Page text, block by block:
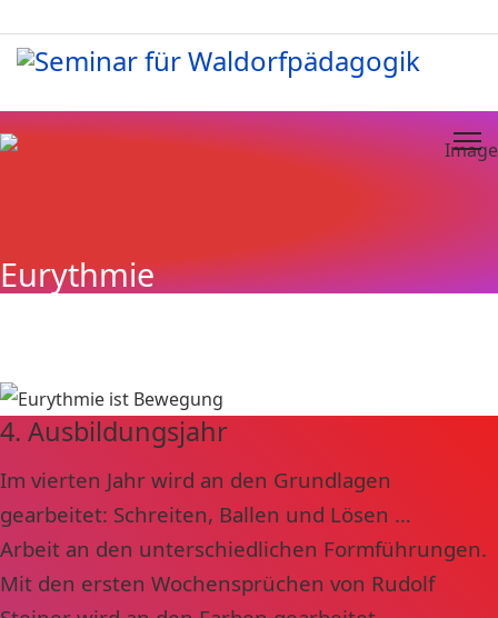
Eurythmie
4. Ausbildungsjahr
Im vierten Jahr wird an den Grundlagen
gearbeitet: Schreiten, Ballen und Lösen …
Arbeit an den unterschiedlichen Formführungen.
Mit den ersten Wochensprüchen von Rudolf